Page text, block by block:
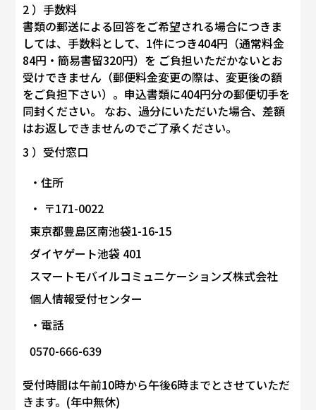
2 ）手数料
書類の郵送による回答をご希望される場合につきま
しては、手数料として、1件につき404円（通常料金
84円・簡易書留320円）を ご負担いただかないとお
受けできません（郵便料金変更の際は、変更後の額
をご負担下さい）。申込書類に404円分の郵便切手を
同封ください。 なお、過分にいただいた場合、差額
はお返しできませんのでご了承ください。
3 ）受付窓口
住所
〒171-0022
東京都豊島区南池袋1-16-15
ダイヤゲート池袋 401
スマートモバイルコミュニケーションズ株式会社
個人情報受付センター
電話
0570-666-639
受付時間は午前10時から午後6時までとさせていただ
きます。(年中無休)